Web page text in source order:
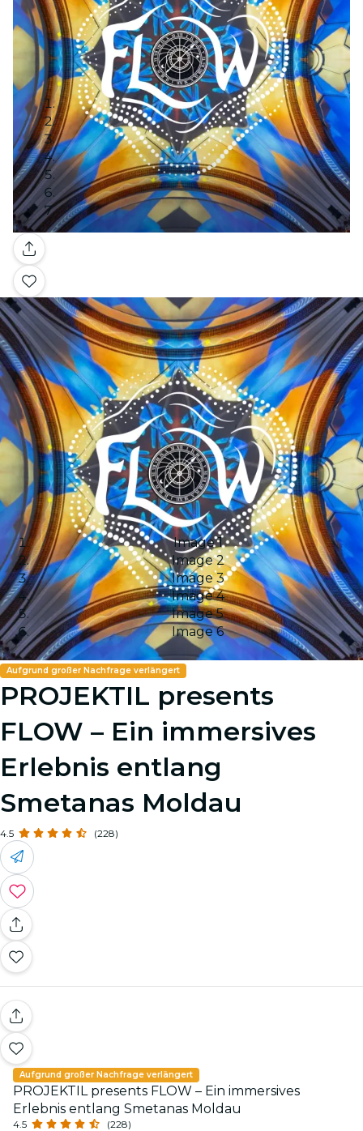
Galerie
Image 1
Image 2
Image 3
Image 4
Image 5
Image 6
Aufgrund großer Nachfrage verlängert
PROJEKTIL presents
FLOW – Ein immersives
Erlebnis entlang
Smetanas Moldau
4.5 (228)
Aufgrund großer Nachfrage verlängert
PROJEKTIL presents FLOW – Ein immersives
Erlebnis entlang Smetanas Moldau
4.5 (228)